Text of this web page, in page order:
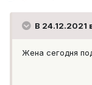
В 24.12.2021
Жена сегодня